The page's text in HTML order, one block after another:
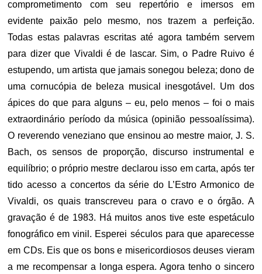
comprometimento com seu repertório e imersos em
evidente paixão pelo mesmo, nos trazem a perfeição.
Todas estas palavras escritas até agora também servem
para dizer que Vivaldi é de lascar. Sim, o Padre Ruivo é
estupendo, um artista que jamais sonegou beleza; dono de
uma cornucópia de beleza musical inesgotável. Um dos
ápices do que para alguns – eu, pelo menos – foi o mais
extraordinário período da música (opinião pessoalíssima).
O reverendo veneziano que ensinou ao mestre maior, J. S.
Bach, os sensos de proporção, discurso instrumental e
equilíbrio; o próprio mestre declarou isso em carta, após ter
tido acesso a concertos da série do L’Estro Armonico de
Vivaldi, os quais transcreveu para o cravo e o órgão. A
gravação é de 1983. Há muitos anos tive este espetáculo
fonográfico em vinil. Esperei séculos para que aparecesse
em CDs. Eis que os bons e misericordiosos deuses vieram
a me recompensar a longa espera. Agora tenho o sincero